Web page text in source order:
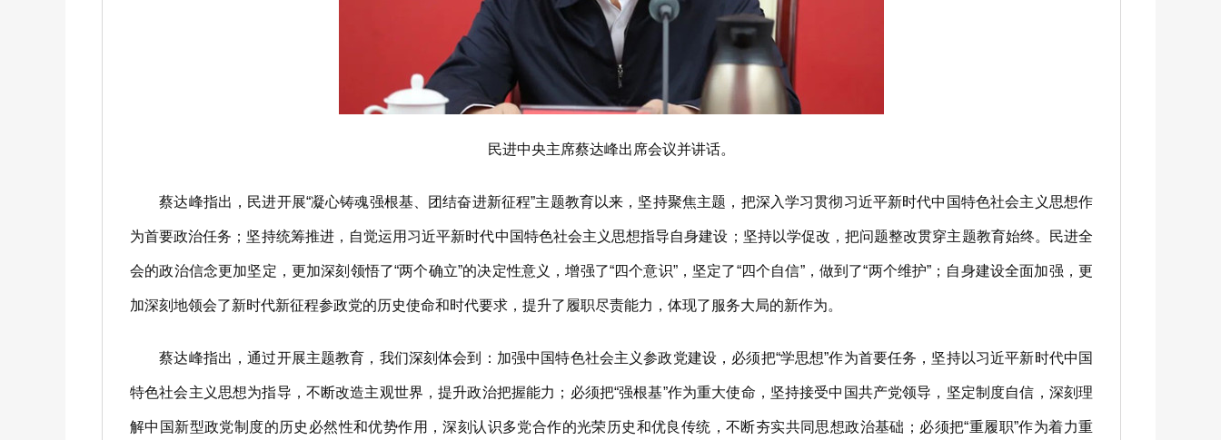
民进中央主席蔡达峰出席会议并讲话。
蔡达峰指出，民进开展“凝心铸魂强根基、团结奋进新征程”主题教育以来，坚持聚焦主题，把深入学习贯彻习近平新时代中国特色社会主义思想作
为首要政治任务；坚持统筹推进，自觉运用习近平新时代中国特色社会主义思想指导自身建设；坚持以学促改，把问题整改贯穿主题教育始终。民进全
会的政治信念更加坚定，更加深刻领悟了“两个确立”的决定性意义，增强了“四个意识”，坚定了“四个自信”，做到了“两个维护”；自身建设全面加强，更
加深刻地领会了新时代新征程参政党的历史使命和时代要求，提升了履职尽责能力，体现了服务大局的新作为。
蔡达峰指出，通过开展主题教育，我们深刻体会到：加强中国特色社会主义参政党建设，必须把“学思想”作为首要任务，坚持以习近平新时代中国
特色社会主义思想为指导，不断改造主观世界，提升政治把握能力；必须把“强根基”作为重大使命，坚持接受中国共产党领导，坚定制度自信，深刻理
解中国新型政党制度的历史必然性和优势作用，深刻认识多党合作的光荣历史和优良传统，不断夯实共同思想政治基础；必须把“重履职”作为着力重